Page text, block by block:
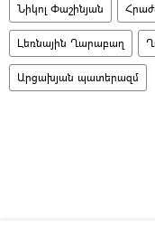
Նիկոլ Փաշինյան
Լեռնային Ղարաբաղ
Արցախյան պատերազմ